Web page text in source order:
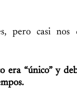
pero casi nos
era “único” y